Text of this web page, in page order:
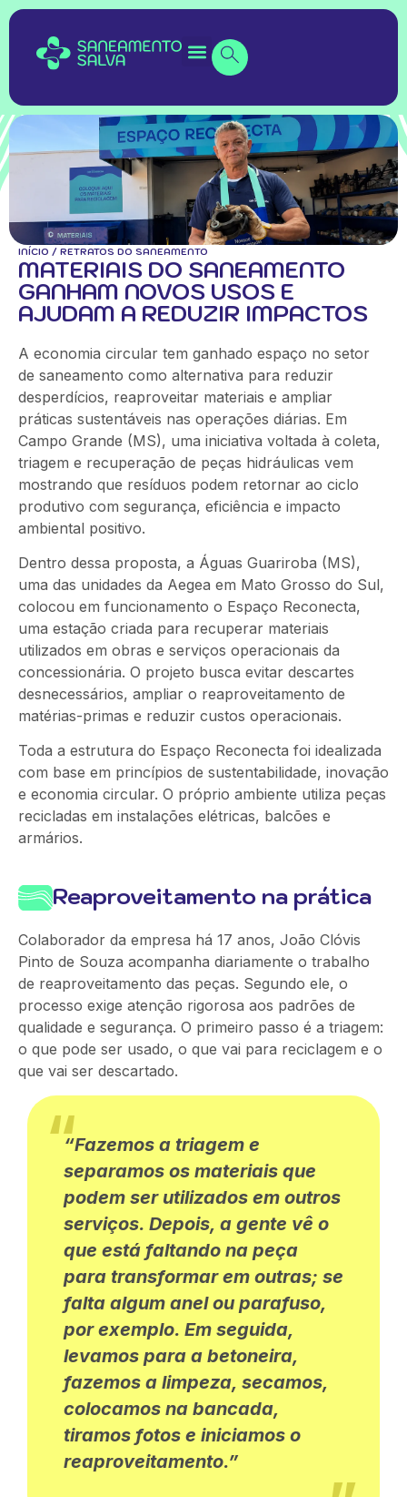
INÍCIO / RETRATOS DO SANEAMENTO
MATERIAIS DO SANEAMENTO
GANHAM NOVOS USOS E
AJUDAM A REDUZIR IMPACTOS
A economia circular tem ganhado espaço no setor
de saneamento como alternativa para reduzir
desperdícios, reaproveitar materiais e ampliar
práticas sustentáveis nas operações diárias. Em
Campo Grande (MS), uma iniciativa voltada à coleta,
triagem e recuperação de peças hidráulicas vem
mostrando que resíduos podem retornar ao ciclo
produtivo com segurança, eficiência e impacto
ambiental positivo.
Dentro dessa proposta, a Águas Guariroba (MS),
uma das unidades da Aegea em Mato Grosso do Sul,
colocou em funcionamento o Espaço Reconecta,
uma estação criada para recuperar materiais
utilizados em obras e serviços operacionais da
concessionária. O projeto busca evitar descartes
desnecessários, ampliar o reaproveitamento de
matérias-primas e reduzir custos operacionais.
Toda a estrutura do Espaço Reconecta foi idealizada
com base em princípios de sustentabilidade, inovação
e economia circular. O próprio ambiente utiliza peças
recicladas em instalações elétricas, balcões e
armários.
Reaproveitamento na prática
Colaborador da empresa há 17 anos, João Clóvis
Pinto de Souza acompanha diariamente o trabalho
de reaproveitamento das peças. Segundo ele, o
processo exige atenção rigorosa aos padrões de
qualidade e segurança. O primeiro passo é a triagem:
o que pode ser usado, o que vai para reciclagem e o
que vai ser descartado.
“Fazemos a triagem e
separamos os materiais que
podem ser utilizados em outros
serviços. Depois, a gente vê o
que está faltando na peça
para transformar em outras; se
falta algum anel ou parafuso,
por exemplo. Em seguida,
levamos para a betoneira,
fazemos a limpeza, secamos,
colocamos na bancada,
tiramos fotos e iniciamos o
reaproveitamento.”